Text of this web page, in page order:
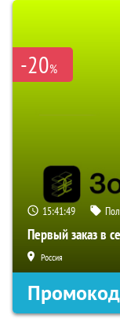
-20%
15:41:48
Первый заказ в
Россия
Промокод